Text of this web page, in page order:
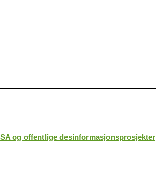
og offentlige desinformasjonsprosjekter